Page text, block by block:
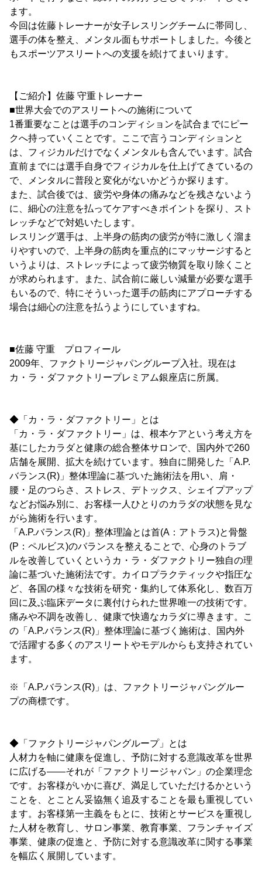
ます。
今回は佐藤トレーナーが女子レスリングチームに帯同し、
選手の体を整え、メンタル面もサポートしました。今後と
もスポーツアスリートへの支援を続けてまいります。
【ご紹介】佐藤 守重トレーナー
■世界大会でのアスリートへの施術について
1番重要なことは選手のコンディションを試合までにピー
クへ持っていくことです。ここで言うコンディションと
は、フィジカルだけでなくメンタルも含んでいます。試合
直前までには選手自身でフィジカルを仕上げてきているの
で、メンタルに普段と変化がないかどうか探ります。
また、試合後では、疲労や身体の痛みなどを残さないよう
に、細心の注意を払ってケアすべきポイントを探り、スト
レッチなどで対処いたします。
レスリング選手は、上半身の筋肉の疲労が特に激しく溜ま
りやすいので、上半身の筋肉を重点的にマッサージすると
いうよりは、ストレッチによって疲労物質を取り除くこと
が求められます。また、試合前に厳しい減量が必要な選手
もいるので、特にそういった選手の筋肉にアプローチする
場合は細心の注意を払うようにしていますね。
■佐藤 守重 プロフィール
2009年、ファクトリージャパングループ入社。現在は
カ・ラ・ダファクトリープレミアム銀座店に所属。
◆「カ・ラ・ダファクトリー」とは
「カ・ラ・ダファクトリー」は、根本ケアという考え方を
基にしたカラダと健康の総合整体サロンで、国内外で260
店舗を展開、拡大を続けています。独自に開発した「A.P.
バランス(R)」整体理論に基づいた施術法を用い、肩・
腰・足のつらさ、ストレス、デトックス、シェイプアップ
などお悩み別に、お客様一人ひとりのカラダの状態を見な
がら施術を行います。
「A.P.バランス(R)」整体理論とは首(A：アトラス)と骨盤
(P：ペルビス)のバランスを整えることで、心身のトラブ
ルを改善していくというカ・ラ・ダファクトリー独自の理
論に基づいた施術法です。カイロプラクティックや指圧な
ど、各国の様々な技術を研究・集約して体系化し、数百万
回に及ぶ臨床データに裏付けられた世界唯一の技術です。
痛みや不調を改善し、健康で快適なカラダに導きます。こ
の「A.P.バランス(R)」整体理論に基づく施術は、国内外
で活躍する多くのアスリートやモデルからも支持されてい
ます。
※「A.P.バランス(R)」は、ファクトリージャパングルー
プの商標です。
◆「ファクトリージャパングループ」とは
人材力を軸に健康を促進し、予防に対する意識改革を世界
に広げる――それが「ファクトリージャパン」の企業理念
です。お客様がいかに喜び、満足していただけるかという
ことを、とことん妥協無く追及することを最も重視してい
ます。お客様第一主義をもとに、技術とサービスを重視し
た人材を教育し、サロン事業、教育事業、フランチャイズ
事業、健康の促進と、予防に対する意識改革に関する事業
を幅広く展開しています。